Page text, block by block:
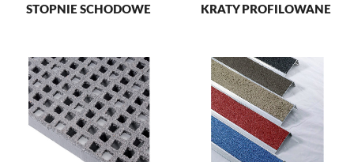
STOPNIE SCHODOWE
KRATY PROFILOWANE